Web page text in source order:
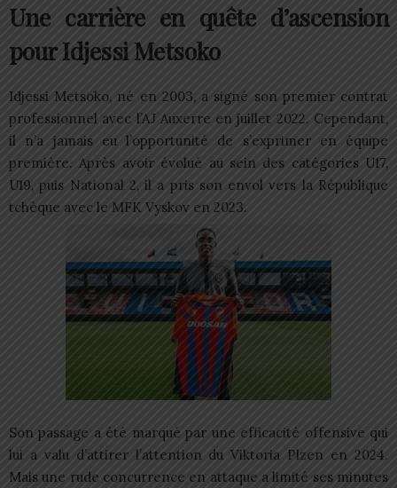
Une carrière en quête d’ascension
pour Idjessi Metsoko
Idjessi Metsoko, né en 2003, a signé son premier contrat
professionnel avec l’AJ Auxerre en juillet 2022. Cependant,
il n’a jamais eu l’opportunité de s’exprimer en équipe
première. Après avoir évolué au sein des catégories U17,
U19, puis National 2, il a pris son envol vers la République
tchèque avec le MFK Vyskov en 2023.
Son passage a été marqué par une efficacité offensive qui
lui a valu d’attirer l’attention du Viktoria Plzen en 2024.
Mais une rude concurrence en attaque a limité ses minutes